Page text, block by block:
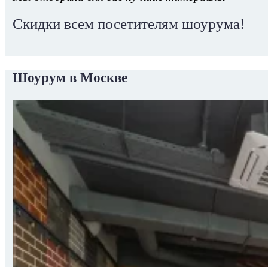
Скидки всем посетителям шоурума!
Шоурум в Москве